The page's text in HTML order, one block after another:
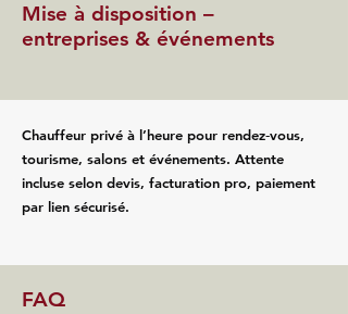
Mise à disposition –
entreprises & événements
Chauffeur privé à l’heure pour rendez‑vous,
tourisme, salons et événements. Attente
incluse selon devis, facturation pro, paiement
par lien sécurisé.
FAQ